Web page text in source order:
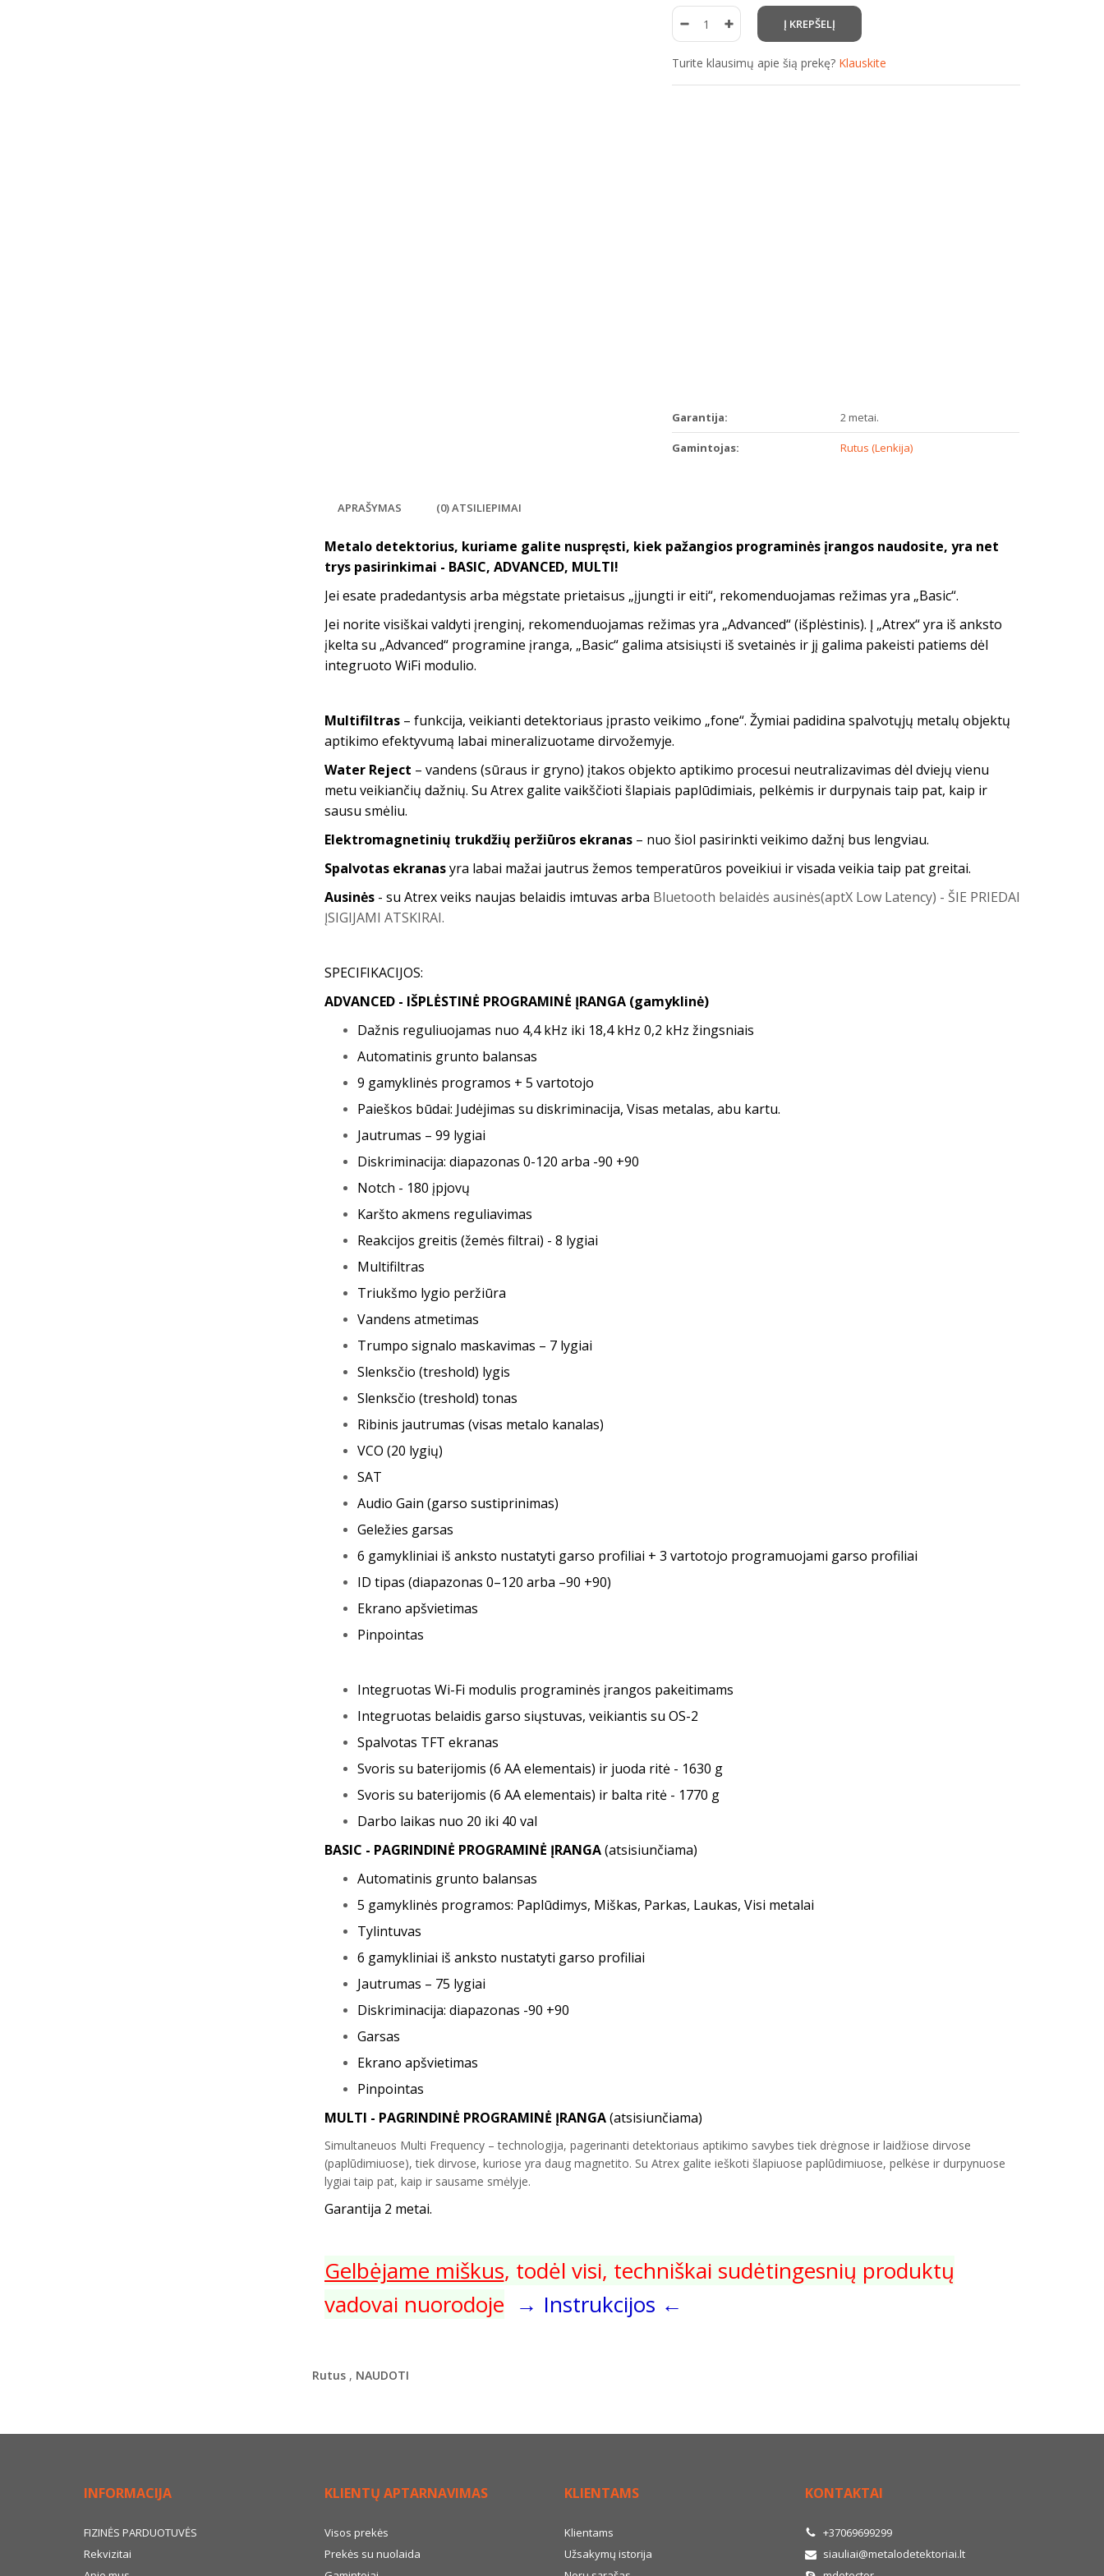
Turite klausimų apie šią prekę? Klauskite
Garantija: 2 metai.
Gamintojas: Rutus (Lenkija)
APRAŠYMAS (0) ATSILIEPIMAI
Metalo detektorius, kuriame galite nuspręsti, kiek pažangios programinės įrangos naudosite, yra net
trys pasirinkimai - BASIC, ADVANCED, MULTI!
Jei esate pradedantysis arba mėgstate prietaisus „įjungti ir eiti“, rekomenduojamas režimas yra „Basic“.
Jei norite visiškai valdyti įrenginį, rekomenduojamas režimas yra „Advanced“ (išplėstinis). Į „Atrex“ yra iš anksto
įkelta su „Advanced“ programine įranga, „Basic“ galima atsisiųsti iš svetainės ir jį galima pakeisti patiems dėl
integruoto WiFi modulio.
Multifiltras – funkcija, veikianti detektoriaus įprasto veikimo „fone“. Žymiai padidina spalvotųjų metalų objektų
aptikimo efektyvumą labai mineralizuotame dirvožemyje.
Water Reject – vandens (sūraus ir gryno) įtakos objekto aptikimo procesui neutralizavimas dėl dviejų vienu
metu veikiančių dažnių. Su Atrex galite vaikščioti šlapiais paplūdimiais, pelkėmis ir durpynais taip pat, kaip ir
sausu smėliu.
Elektromagnetinių trukdžių peržiūros ekranas– nuo ​​šiol pasirinkti veikimo dažnį bus lengviau.
Spalvotas ekranasyra labai mažai jautrus žemos temperatūros poveikiui ir visada veikia taip pat greitai.
Ausinės - su Atrex veiks naujas belaidis imtuvas arba Bluetooth belaidės ausinės(aptX Low Latency) - ŠIE PRIEDAI
ĮSIGIJAMI ATSKIRAI.
SPECIFIKACIJOS:
ADVANCED - IŠPLĖSTINĖ PROGRAMINĖ ĮRANGA (gamyklinė)
Dažnis reguliuojamas nuo 4,4 kHz iki 18,4 kHz 0,2 kHz žingsniais
Automatinis grunto balansas
9 gamyklinės programos + 5 vartotojo
Paieškos būdai: Judėjimas su diskriminacija, Visas metalas, abu kartu.
Jautrumas – 99 lygiai
Diskriminacija: diapazonas 0-120 arba -90 +90
Notch - 180 įpjovų
Karšto akmens reguliavimas
Reakcijos greitis (žemės filtrai) - 8 lygiai
Multifiltras
Triukšmo lygio peržiūra
Vandens atmetimas
Trumpo signalo maskavimas – 7 lygiai
Slenksčio (treshold) lygis
Slenksčio (treshold) tonas
Ribinis jautrumas (visas metalo kanalas)
VCO (20 lygių)
SAT
Audio Gain (garso sustiprinimas)
Geležies garsas
6 gamykliniai iš anksto nustatyti garso profiliai + 3 vartotojo programuojami garso profiliai
ID tipas (diapazonas 0–120 arba –90 +90)
Ekrano apšvietimas
Pinpointas
Integruotas Wi-Fi modulis programinės įrangos pakeitimams
Integruotas belaidis garso siųstuvas, veikiantis su OS-2
Spalvotas TFT ekranas
Svoris su baterijomis (6 AA elementais) ir juoda ritė - 1630 g
Svoris su baterijomis (6 AA elementais) ir balta ritė - 1770 g
Darbo laikas nuo 20 iki 40 val
BASIC - PAGRINDINĖ PROGRAMINĖ ĮRANGA(atsisiunčiama)
Automatinis grunto balansas
5 gamyklinės programos: Paplūdimys, Miškas, Parkas, Laukas, Visi metalai
Tylintuvas
6 gamykliniai iš anksto nustatyti garso profiliai
Jautrumas – 75 lygiai
Diskriminacija: diapazonas -90 +90
Garsas
Ekrano apšvietimas
Pinpointas
MULTI - PAGRINDINĖ PROGRAMINĖ ĮRANGA(atsisiunčiama)
Simultaneuos Multi Frequency – technologija, pagerinanti detektoriaus aptikimo savybes tiek drėgnose ir laidžiose dirvose
(paplūdimiuose), tiek dirvose, kuriose yra daug magnetito. Su Atrex galite ieškoti šlapiuose paplūdimiuose, pelkėse ir durpynuose
lygiai taip pat, kaip ir sausame smėlyje.
Garantija 2 metai.
Gelbėjame miškus, todėl visi, techniškai sudėtingesnių produktų
vadovai nuorodoje → Instrukcijos ←
Rutus, NAUDOTI
INFORMACIJA
FIZINĖS PARDUOTUVĖS
Rekvizitai
KLIENTŲ APTARNAVIMAS
Visos prekės
Prekės su nuolaida
KLIENTAMS
Klientams
Užsakymų istorija
KONTAKTAI
+37069699299
siauliai@metalodetektoriai.lt